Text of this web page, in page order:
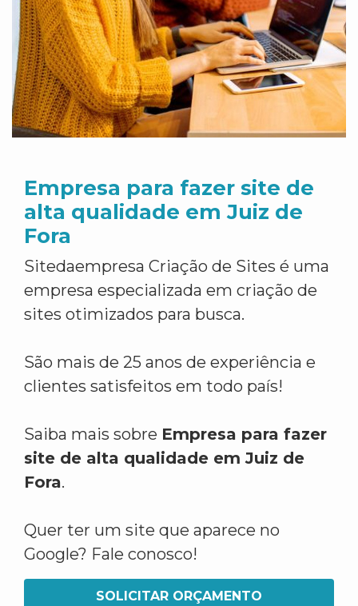
Empresa para fazer site de
alta qualidade em Juiz de
Fora
Sitedaempresa Criação de Sites é uma
empresa especializada em criação de
sites otimizados para busca.
São mais de 25 anos de experiência e
clientes satisfeitos em todo país!
Saiba mais sobre Empresa para fazer
site de alta qualidade em Juiz de
Fora.
Quer ter um site que aparece no
Google? Fale conosco!
SOLICITAR ORÇAMENTO